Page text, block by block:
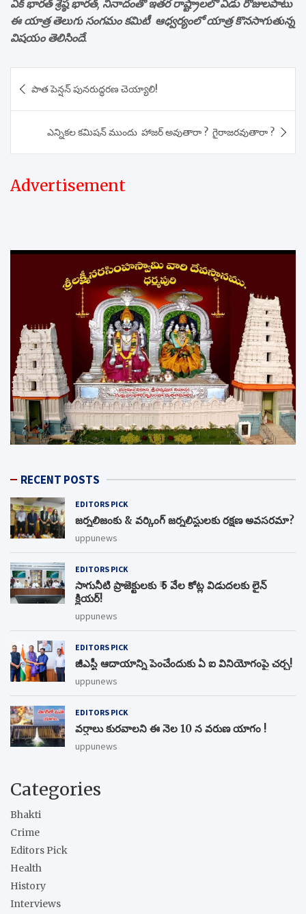
ఏక్ భారత్ శ్రేష్ఠ భారత్, నినాదంతో ఇతర రాష్ట్రాలలో ఏడు రోజులపాటు
ఈ యాత్ర తెలుగు సంగమం కమిటీ ఆధ్వర్యంలో యాత్ర కొనసాగుతున్న
విషయం తెలిసిందే.
navigation
పాత పెన్షన్ పునరుద్ధరణ చెయ్యాలి!
ఎన్నికల కమిషన్ ముందు హాజర్ అవుతారా ? గైరాజరవుతారా ?
Advertisement
RECENT POSTS
EDITORS PICK
జర్నలిజంకు & వర్కింగ్ జర్నలిస్టులకు రక్షణ అవసరమా?
uppunews
EDITORS PICK
సాగునీటి ప్రాజెక్టులకు ₹ 5 వేల కోట్ల విడుదలకు లైన్
క్లియర్!
uppunews
EDITORS PICK
జీఎస్టీ ఆదాయాన్ని పెంచేందుకు ఏ ఐ వినియోగంపై చర్చ!
uppunews
EDITORS PICK
వర్షాలు కురవాలని ఈ నెల 10 న వరుణ యాగం !
uppunews
Categories
Bhakti
Crime
Editors Pick
Health
History
Interviews